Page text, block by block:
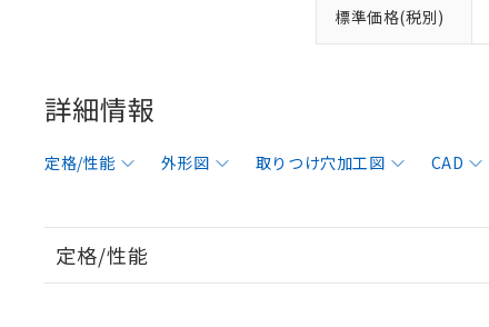
標準価格(税別)
詳細情報
定格/性能 外形図 取りつけ穴加工図 CAD
定格/性能